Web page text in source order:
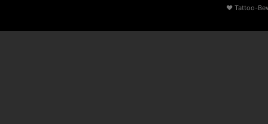
♥ Tattoo-